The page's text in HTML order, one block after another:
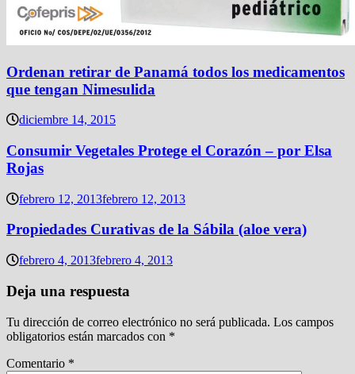
Ordenan retirar de Panamá todos los medicamentos
que tengan Nimesulida
diciembre 14, 2015
Consumir Vegetales Protege el Corazón – por Elsa
Rojas
febrero 12, 2013febrero 12, 2013
Propiedades Curativas de la Sábila (aloe vera)
febrero 4, 2013febrero 4, 2013
Deja una respuesta
Tu dirección de correo electrónico no será publicada. Los campos
obligatorios están marcados con *
Comentario *